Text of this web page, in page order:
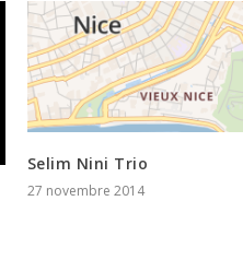
Selim Nini Trio
27 novembre 2014